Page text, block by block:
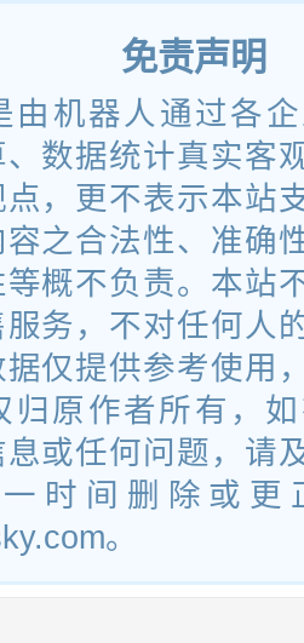
免责声明
由机器人通过各
数据统计真实客
，更不表示本站
之合法性、准确
概不负责。本站
务，不对任何人
仅提供参考使用
归原作者所有，
或任何问题，请
时间删除或更
。